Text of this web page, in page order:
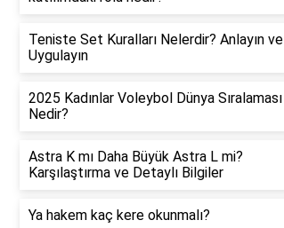
Teniste Set Kuralları Nelerdir? Anlayın ve
Uygulayın
2025 Kadınlar Voleybol Dünya Sıralaması
Nedir?
Astra K mı Daha Büyük Astra L mi?
Karşılaştırma ve Detaylı Bilgiler
Ya hakem kaç kere okunmalı?